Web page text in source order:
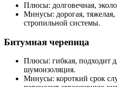
Плюсы: долговечная,
Минусы: дорогая, тяжелая,
стропильной системы.
Битумная черепица
Плюсы: гибкая, подходит
шумоизоляция.
Минусы: короткий срок